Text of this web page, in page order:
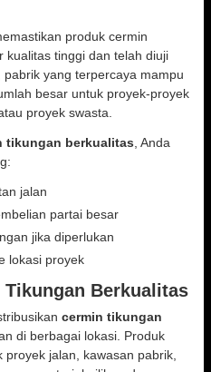
produk cermin
kualitas tinggi dan telah diuji
yang terpercaya mampu
besar untuk proyek-proyek
proyek swasta.
tikungan berkualitas , Anda
jalan
partai besar
jika diperlukan
lokasi proyek
Berkualitas
cermin tikungan
di berbagai lokasi. Produk
jalan, kawasan pabrik,